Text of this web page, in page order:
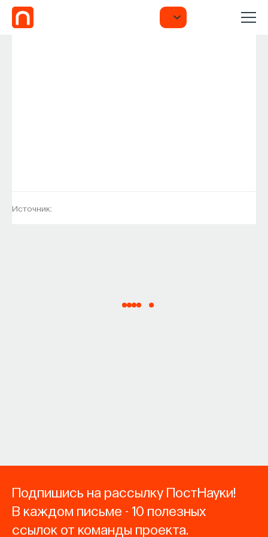
Источник:
Подпишись на рассылку ПостНауки!
В каждом письме - 10 полезных
ссылок от команды проекта.